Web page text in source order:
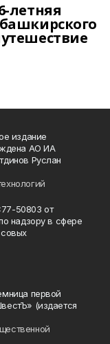
летняя
издание
АО ИА
Руслан
50803 от
надзору в сфере
первой
(издается